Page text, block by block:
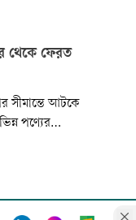
থেকে ফেরত
সীমান্তে আটকে
পণ্যের
সেগুলো ভারতে
সংশয় আছে।